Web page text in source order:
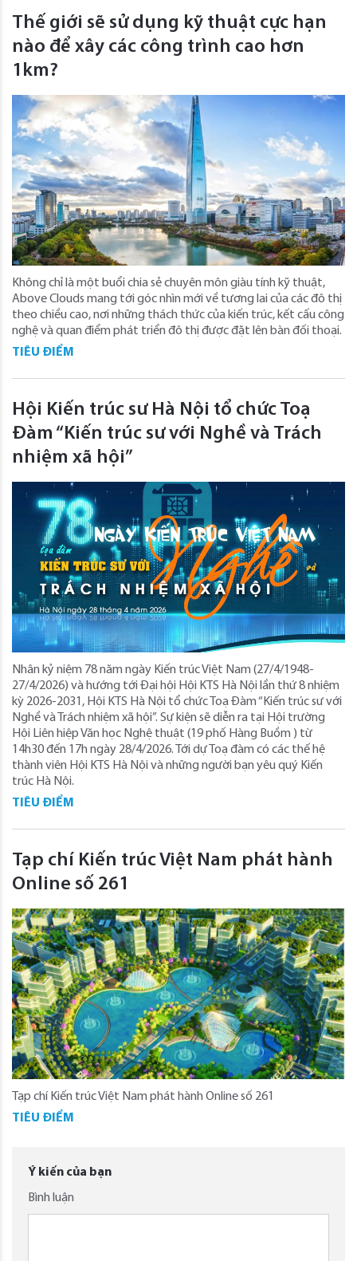
Thế giới sẽ sử dụng kỹ thuật cực hạn
nào để xây các công trình cao hơn
1km?
Không chỉ là một buổi chia sẻ chuyên môn giàu tính kỹ thuật,
Above Clouds mang tới góc nhìn mới về tương lai của các đô thị
theo chiều cao, nơi những thách thức của kiến trúc, kết cấu công
nghệ và quan điểm phát triển đô thị được đặt lên bàn đối thoại.
TIÊU ĐIỂM
Hội Kiến trúc sư Hà Nội tổ chức Toạ
Đàm “Kiến trúc sư với Nghề và Trách
nhiệm xã hội”
Nhân kỷ niệm 78 năm ngày Kiến trúc Việt Nam (27/4/1948-
27/4/2026) và hướng tới Đại hội Hội KTS Hà Nội lần thứ 8 nhiệm
kỳ 2026-2031, Hội KTS Hà Nội tổ chức Toạ Đàm “Kiến trúc sư với
Nghề và Trách nhiệm xã hội”. Sự kiện sẽ diễn ra tại Hội trường
Hội Liên hiệp Văn học Nghệ thuật (19 phố Hàng Buồm ) từ
14h30 đến 17h ngày 28/4/2026. Tới dự Toạ đàm có các thế hệ
thành viên Hội KTS Hà Nội và những người bạn yêu quý Kiến
trúc Hà Nội.
TIÊU ĐIỂM
Tạp chí Kiến trúc Việt Nam phát hành
Online số 261
Tạp chí Kiến trúc Việt Nam phát hành Online số 261
TIÊU ĐIỂM
Ý kiến của bạn
Bình luận